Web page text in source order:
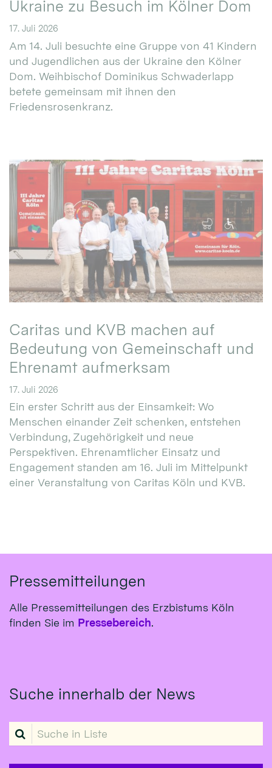
Ukraine zu Besuch im Kölner Dom
17. Juli 2026
Am 14. Juli besuchte eine Gruppe von 41 Kindern
und Jugendlichen aus der Ukraine den Kölner
Dom. Weihbischof Dominikus Schwaderlapp
betete gemeinsam mit ihnen den
Friedensrosenkranz.
Caritas und KVB machen auf
Bedeutung von Gemeinschaft und
Ehrenamt aufmerksam
17. Juli 2026
Ein erster Schritt aus der Einsamkeit: Wo
Menschen einander Zeit schenken, entstehen
Verbindung, Zugehörigkeit und neue
Perspektiven. Ehrenamtlicher Einsatz und
Engagement standen am 16. Juli im Mittelpunkt
einer Veranstaltung von Caritas Köln und KVB.
Pressemitteilungen
Alle Pressemitteilungen des Erzbistums Köln
finden Sie im Pressebereich.
Suche innerhalb der News
Suche in Liste